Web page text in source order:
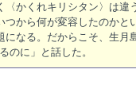
かくれキリシタン〉は
つから何が変容したのか
なる。だからこそ、生
のに」と話した。